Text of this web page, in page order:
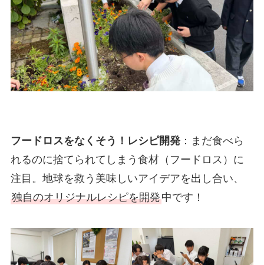
フードロスをなくそう！レシピ開発：まだ食べら
れるのに捨てられてしまう食材（フードロス）に
注目。地球を救う美味しいアイデアを出し合い、
独自のオリジナルレシピを開発中です！